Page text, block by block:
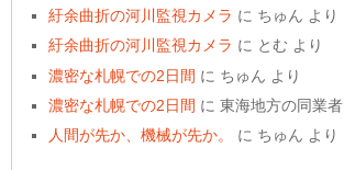
紆余曲折の河川監視カメラ に ちゅん より
紆余曲折の河川監視カメラ に とむ より
濃密な札幌での2日間 に ちゅん より
濃密な札幌での2日間 に東海地方の同業者
人間が先か、機械が先か。
に ちゅん より